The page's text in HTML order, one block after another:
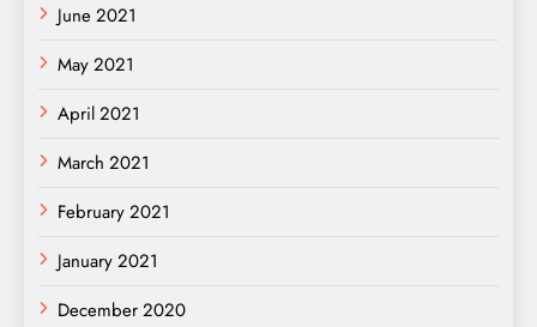
June 2021
May 2021
April 2021
March 2021
February 2021
January 2021
December 2020